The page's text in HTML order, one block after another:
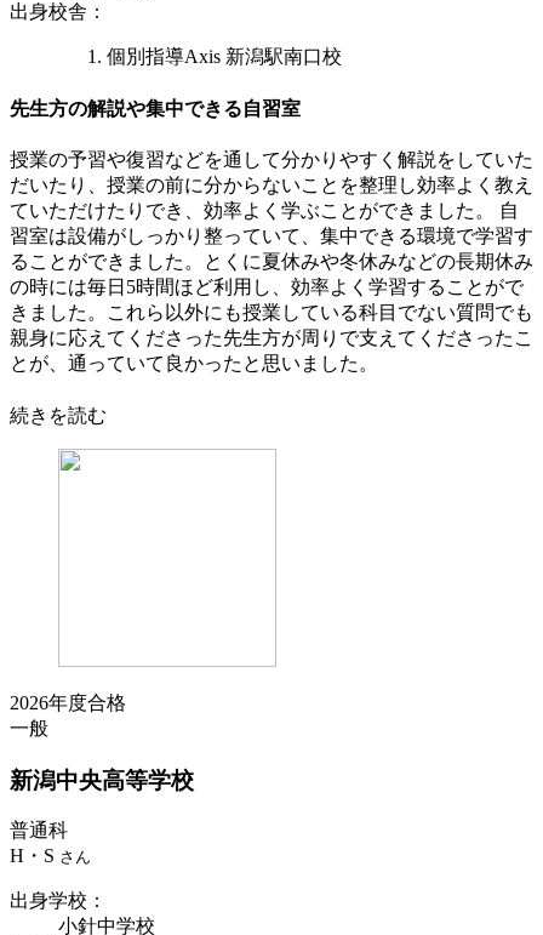
出身校舎 ：
個別指導Axis 新潟駅南口校
先生方の解説や集中できる自習室
授業の予習や復習などを通して分かりやすく解説をしていた
だいたり、授業の前に分からないことを整理し効率よく教え
ていただけたりでき、効率よく学ぶことができました。 自
習室は設備がしっかり整っていて、集中できる環境で学習す
ることができました。とくに夏休みや冬休みなどの長期休み
の時には毎日5時間ほど利用し、効率よく学習することがで
きました。これら以外にも授業している科目でない質問でも
親身に応えてくださった先生方が周りで支えてくださったこ
とが、通っていて良かったと思いました。
続きを読む
2026年度合格
一般
新潟中央高等学校
普通科
H・S さん
出身学校 ：
小針中学校